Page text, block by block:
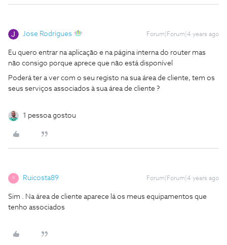
Jose Rodrigues Forum|Forum|4 years ago
Eu quero entrar na aplicação e na página interna do router mas
não consigo porque aprece que não está disponível
Poderá ter a ver com o seu registo na sua área de cliente, tem os
seus serviços associados à sua área de cliente ?
1 pessoa gostou
R Ruicosta89 Forum|Forum|4 years ago
Sim . Na área de cliente aparece lá os meus equipamentos que
tenho associados